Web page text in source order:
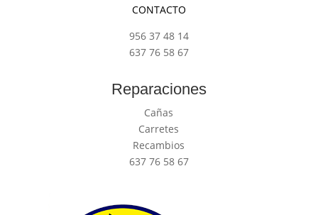
CONTACTO
956 37 48 14
637 76 58 67
Reparaciones
Cañas
Carretes
Recambios
637 76 58 67